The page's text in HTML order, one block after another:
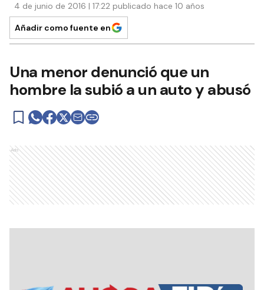
4 de junio de 2016 | 17:22 publicado hace 10 años
Añadir como fuente en
Una menor denunció que un
hombre la subió a un auto y abusó
Ads